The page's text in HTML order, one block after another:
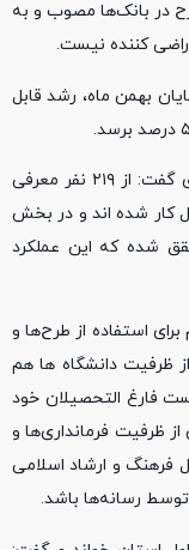
استان نیز گفت: تنها ۳۳ طرح از ۵۶ طرح در بانک‌ها مصوب و به
بهمن ماه، رشد قابل
وی با اشاره به طرح‌های ملی مانند طرح کارورزی گفت: از ۲۱۹ نفر معرفی
بیمه‌ ای ، ۵۱ نفر مشغول کار شده اند و در بخش
نیز۳ / ۴۶ درصد محقق شده که این عملکرد
استفاده از طرح‌ها و
ظرفیت دانشگاه ها هم
فارغ التحصیلان خود
ظرفیت فرمانداری‌ها و
فرهنگ و ارشاد اسلامی
رسانه‌ها باشد.